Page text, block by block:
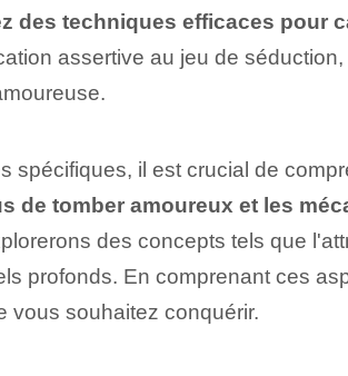
des techniques efficaces pour
assertive au jeu de
spécifiques, ⁢il est crucial de
de tomber amoureux et les
des concepts tels que
profonds. En comprenant ces
vous souhaitez conquérir.